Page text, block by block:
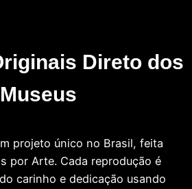
Direto dos
Museus
projeto único no Brasil, feita
por Arte. Cada reprodução é
carinho e dedicação usando